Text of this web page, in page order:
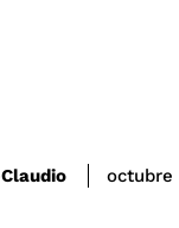
octubre